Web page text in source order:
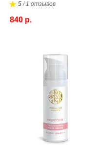
5/ 1 отзывов
840 р.